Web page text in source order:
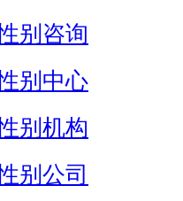
别咨询
别中心
别机构
别公司